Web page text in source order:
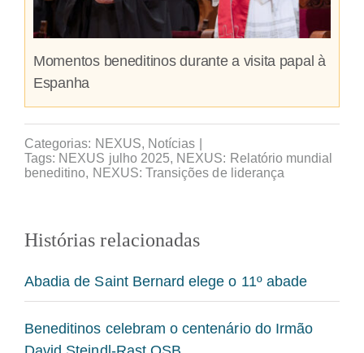
Momentos beneditinos durante a visita papal à
Espanha
Categorias: NEXUS, Notícias
Tags: NEXUS julho 2025, NEXUS: Relatório mundial
beneditino, NEXUS: Transições de liderança
Histórias relacionadas
Abadia de Saint Bernard elege o 11º abade
Beneditinos celebram o centenário do Irmão